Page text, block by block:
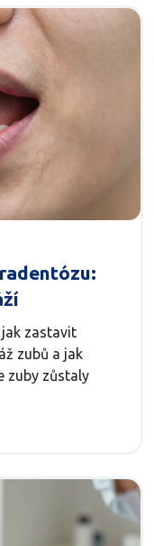
zastavit
zubů a jak
zuby zůstaly